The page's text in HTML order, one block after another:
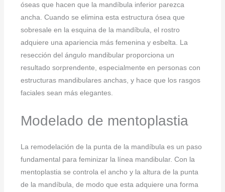
óseas que hacen que la mandíbula inferior parezca
ancha. Cuando se elimina esta estructura ósea que
sobresale en la esquina de la mandíbula, el rostro
adquiere una apariencia más femenina y esbelta. La
resección del ángulo mandibular proporciona un
resultado sorprendente, especialmente en personas con
estructuras mandibulares anchas, y hace que los rasgos
faciales sean más elegantes.
Modelado de mentoplastia
La remodelación de la punta de la mandíbula es un paso
fundamental para feminizar la línea mandibular. Con la
mentoplastia se controla el ancho y la altura de la punta
de la mandíbula, de modo que esta adquiere una forma